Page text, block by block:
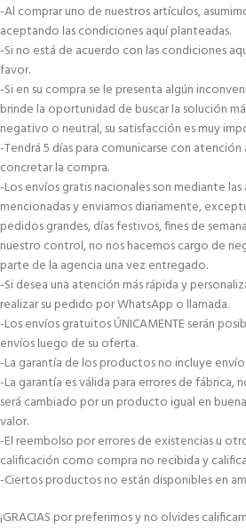
-Al comprar uno de nuestros artículos,
aceptando las condiciones aquí planteadas.
-Si no está de acuerdo con las condiciones
favor.
-Si en su compra se le presenta algún
brinde la oportunidad de buscar la solución
negativo o neutral, su satisfacción es muy
-Tendrá 5 días para comunicarse con
concretar la compra.
-Los envíos gratis nacionales son mediante las
mencionadas y enviamos diariamente,
pedidos grandes, días festivos, fines de
nuestro control, no nos hacemos cargo de
parte de la agencia una vez entregado.
-Si desea una atención más rápida y
realizar su pedido por WhatsApp o llamada.
-Los envíos gratuitos ÚNICAMENTE serán
envíos luego de su oferta.
-La garantía de los productos no incluye envío.
-La garantía es válida para errores de fábrica,
será cambiado por un producto igual en
valor.
-El reembolso por errores de existencias u
calificación como compra no recibida y
-Ciertos productos no están disponibles en
¡GRACIAS por preferirnos y no olvides